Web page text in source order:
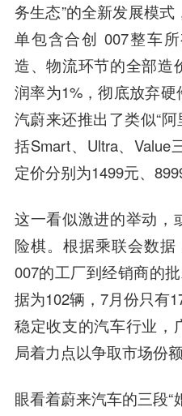
务生态”的全新发展模
单包含合创 007整车
造、物流环节的全部造
润率为1%，彻底放弃
汽蔚来还推出了类似“
括Smart、Ultra、
定价分别为1499元、
这一看似激进的举动，
险棋。 根据乘联会数据
007的工厂到经销商的
据为102辆，7月份只有
稳定收支的汽车行业，
局着力点以争取市场份
眼看着蔚来汽车的三段“